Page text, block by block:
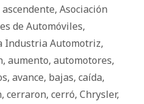
ascendente, Asociación
de Automóviles,
Industria Automotriz,
, aumento, automotores,
, avance, bajas, caída,
, cerraron, cerró, Chrysler,